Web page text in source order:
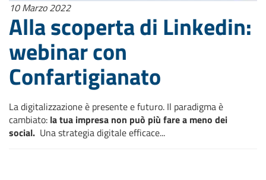
10 Marzo 2022
Alla scoperta di Linkedin:
webinar con
Confartigianato
La digitalizzazione è presente e futuro. Il paradigma è
cambiato: la tua impresa non può più fare a meno dei
social. Una strategia digitale efficace...